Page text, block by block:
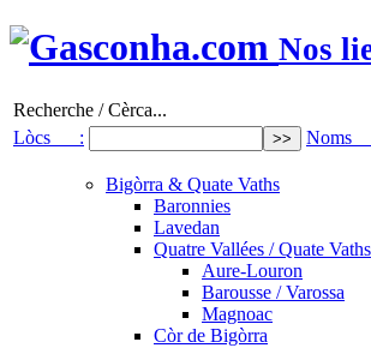
Nos
Recherche / Cèrca...
Lòcs :
Bigòrra & Quate Vaths
Baronnies
Lavedan
Quatre Vallées / Quate Vaths
Aure-Louron
Barousse / Varossa
Magnoac
Còr de Bigòrra